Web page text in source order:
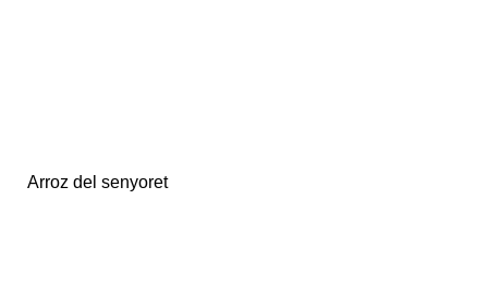
Arroz del senyoret